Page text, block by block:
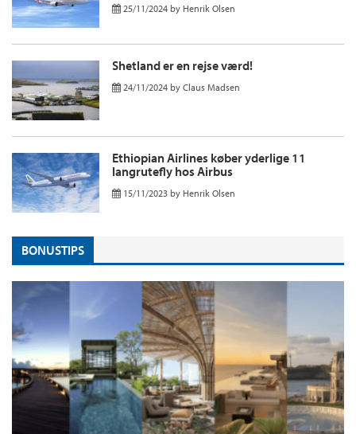
25/11/2024 by Henrik Olsen
Shetland er en rejse værd!
24/11/2024 by Claus Madsen
Ethiopian Airlines køber yderlige 11
langrutefly hos Airbus
15/11/2023 by Henrik Olsen
BONUSTIPS